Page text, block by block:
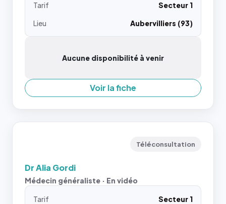
Tarif
Secteur 1
Lieu
Aubervilliers (93)
Aucune disponibilité à venir
Voir la fiche
Téléconsultation
Dr Alia Gordi
Médecin généraliste · En vidéo
Tarif
Secteur 1